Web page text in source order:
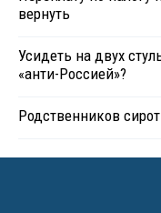
вернуть
Усидеть на двух
«анти-Россией»?
Родственников